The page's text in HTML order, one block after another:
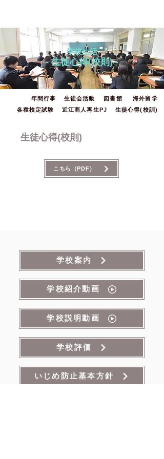
学校生活
- 生徒心得(校則) -
生徒会活動
年間行事 図書館
海外留学
近江商人再生PJ
各種検定試験 生徒心得(校訓)
生徒心得(校則)
こちら（PDF）
学校案内
学校紹介動画
学校説明動画
学校評価
いじめ防止基本方針